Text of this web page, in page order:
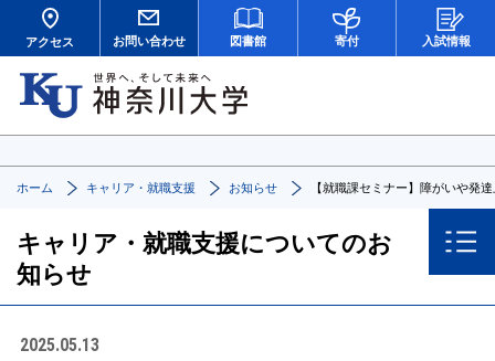
アクセス お問い合わせ 図書館 寄付 入試情報
ホーム キャリア・就職支援 お知らせ 【就職課セミナー】障がいや発
キャリア・就職支援についてのお
知らせ
2025.05.13